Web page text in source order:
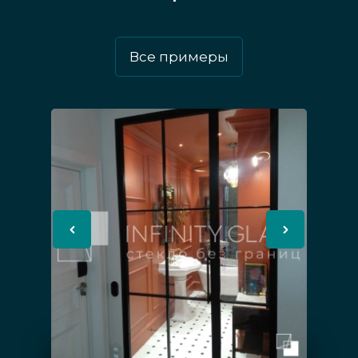
необходимости.
Можно подобрать любой нужный
дизайн, не жертвуя общей
прозрачностью, например, нанести на
стекло пескоструйный рисунок или
произвести тонирование в нужный
оттенок.
При необходимости можно выбрать
стёкла, обладающие специальными
Все примеры